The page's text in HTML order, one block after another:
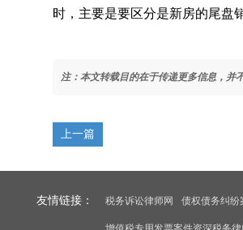
时，主要是要区分是新房的尾盘
注：本文转载目的在于传递更多信息，并
上一篇
友情链接： 税务诉讼律师网 债权债务纠纷